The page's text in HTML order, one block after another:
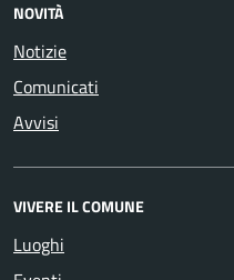
NOVITÀ
Notizie
Comunicati
Avvisi
VIVERE IL COMUNE
Luoghi